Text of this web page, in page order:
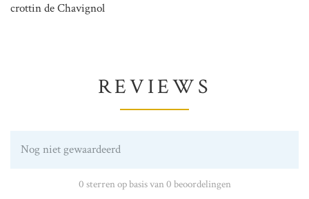
crottin de Chavignol
REVIEWS
Nog niet gewaardeerd
0 sterren op basis van 0 beoordelingen